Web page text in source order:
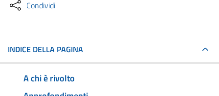
Condividi
INDICE DELLA PAGINA
A chi è rivolto